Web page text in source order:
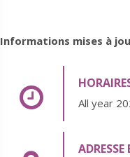
Informations mises à
All year